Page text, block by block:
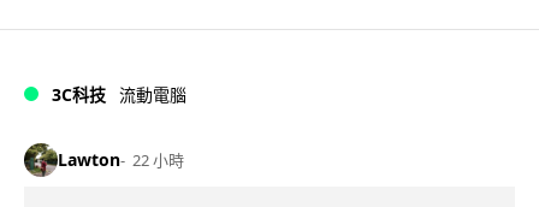
3C科技 流動電腦
Lawton 22 小時